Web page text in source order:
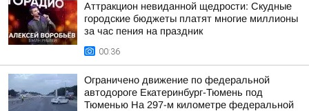
Аттракцион невиданной щедрости: Скудные
городские бюджеты платят многие миллионы
за час пения на праздник
00:36
Ограничено движение по федеральной
автодороге Екатеринбург-Тюмень под
Тюменью На 297-м километре федеральной